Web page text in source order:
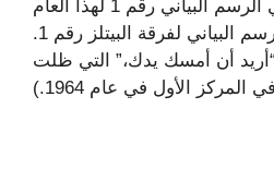
الأغنية الأطول في الرسم البياني رقم 1 لهذا العام
وأطول أغنية في الرسم البياني لفرقة البيتلز رقم 1.
أن أمسك يدك،” التي ظلت
الأول في عام 1964.)